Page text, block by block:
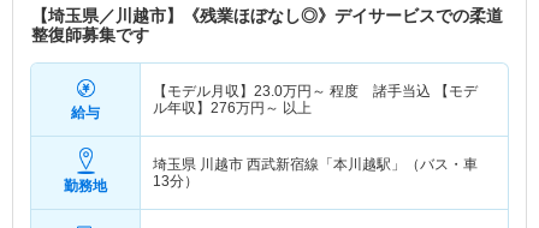
【埼玉県／川越市】《残業ほぼなし◎》デイサービスでの柔道
整復師募集です
給与
【モデル月収】 23.0万円～ 程度 諸手当込 【モデ
ル年収】 276万円～ 以上
勤務地
埼玉県 川越市 西武新宿線「本川越駅」（バス・車
13分）